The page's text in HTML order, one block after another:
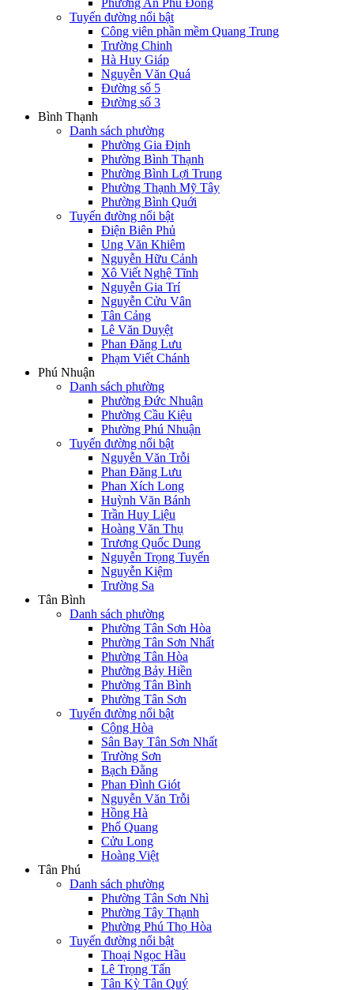
Phường An Phú Đông
Tuyến đường nổi bật
Công viên phần mềm Quang Trung
Trường Chinh
Hà Huy Giáp
Nguyễn Văn Quá
Đường số 5
Đường số 3
Bình Thạnh
Danh sách phường
Phường Gia Định
Phường Bình Thạnh
Phường Bình Lợi Trung
Phường Thạnh Mỹ Tây
Phường Bình Quới
Tuyến đường nổi bật
Điện Biên Phủ
Ung Văn Khiêm
Nguyễn Hữu Cảnh
Xô Viết Nghệ Tĩnh
Nguyễn Gia Trí
Nguyễn Cửu Vân
Tân Cảng
Lê Văn Duyệt
Phan Đăng Lưu
Phạm Viết Chánh
Phú Nhuận
Danh sách phường
Phường Đức Nhuận
Phường Cầu Kiệu
Phường Phú Nhuận
Tuyến đường nổi bật
Nguyễn Văn Trỗi
Phan Đăng Lưu
Phan Xích Long
Huỳnh Văn Bánh
Trần Huy Liệu
Hoàng Văn Thụ
Trương Quốc Dung
Nguyễn Trọng Tuyển
Nguyễn Kiệm
Trường Sa
Tân Bình
Danh sách phường
Phường Tân Sơn Hòa
Phường Tân Sơn Nhất
Phường Tân Hòa
Phường Bảy Hiền
Phường Tân Bình
Phường Tân Sơn
Tuyến đường nổi bật
Cộng Hòa
Sân Bay Tân Sơn Nhất
Trường Sơn
Bạch Đằng
Phan Đình Giót
Nguyễn Văn Trỗi
Hồng Hà
Phổ Quang
Cửu Long
Hoàng Việt
Tân Phú
Danh sách phường
Phường Tân Sơn Nhì
Phường Tây Thạnh
Phường Phú Thọ Hòa
Tuyến đường nổi bật
Thoại Ngọc Hầu
Lê Trọng Tấn
Tân Kỳ Tân Quý